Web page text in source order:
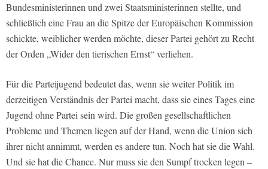
Bundesministerinnen und zwei Staatsministerinnen stellte, und
schließlich eine Frau an die Spitze der Europäischen Kommission
schickte, weiblicher werden möchte, dieser Partei gehört zu Recht
der Orden „Wider den tierischen Ernst“ verliehen.
Für die Parteijugend bedeutet das, wenn sie weiter Politik im
derzeitigen Verständnis der Partei macht, dass sie eines Tages eine
Jugend ohne Partei sein wird. Die großen gesellschaftlichen
Probleme und Themen liegen auf der Hand, wenn die Union sich
ihrer nicht annimmt, werden es andere tun. Noch hat sie die Wahl.
Und sie hat die Chance. Nur muss sie den Sumpf trocken legen –